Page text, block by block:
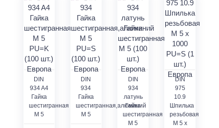
DIN
934 A4
Гайка
шестигранная
M 5
DIN
934
Гайка
шестигранная,алюминий
M 5
DIN
934
латунь
Гайка
шестигранная
M 5
DIN
975
10.9
Шпилька
резьбовая
M 5 x